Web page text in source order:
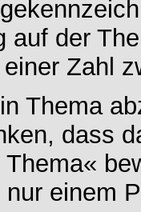
auf der
Zahl
Thema
dass
einem